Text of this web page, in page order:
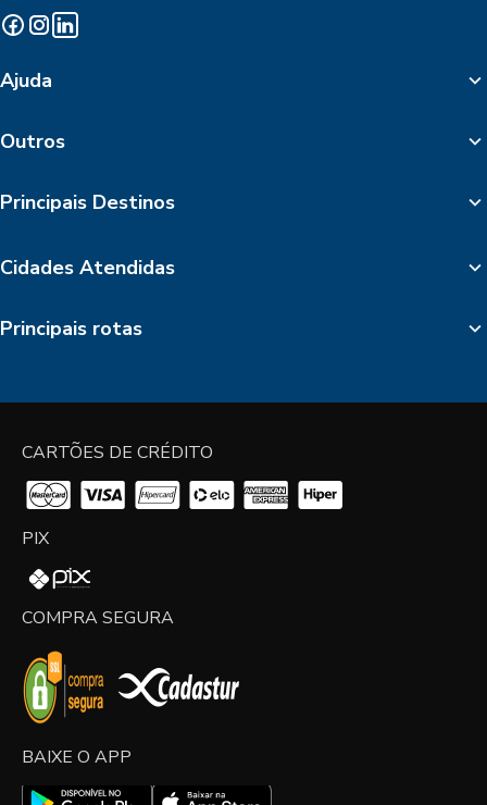
Ajuda
Outros
Principais Destinos
Cidades Atendidas
Principais rotas
CARTÕES DE CRÉDITO
PIX
COMPRA SEGURA
BAIXE O APP